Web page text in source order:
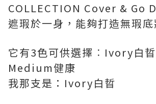
COLLECTION Cover & Go
遮瑕於一身，能夠打造無瑕底
它有3色可供選擇︰Ivory白
Medium健康
我那支是：Ivory白晢